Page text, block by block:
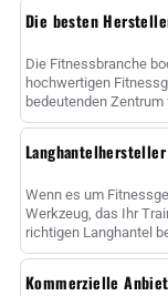
Die Fitnessbranche
hochwertigen
bedeutenden
entwickelt.
Wenn es um
Werkzeug, das Ihr
richtigen Langhantel
Kommerzielle